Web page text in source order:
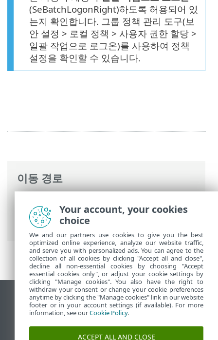
이동 경로
명령과 함께 ESET Mail Security>도구>스
케줄러> 스케줄러 - 작업 추가
(SeBatchLogonRight)하도록 허용되어 있
는지 확인합니다. 그룹 정책 관리 도구(보
안 설정 > 로컬 정책 > 사용자 권한 할당 >
일괄 작업으로 로그온)를 사용하여 정책
설정을 확인할 수 있습니다.
데스크톱 사이트 보기
End of Life
ESET 지식 베이스
Your account, your cookies
choice
We and our partners use cookies to give you the best
optimized online experience, analyze our website traffic,
and serve you with personalized ads. You can agree to the
collection of all cookies by clicking "Accept all and close",
decline all non-essential cookies by choosing "Accept
essential cookies only", or adjust your cookie settings by
clicking "Manage cookies". You also have the right to
withdraw your consent or change your cookie preferences
anytime by clicking the "Manage cookies" link in our website
footer or in your account settings (if available). For more
information, see ourCookie Policy.
ACCEPT ALL AND CLOSE